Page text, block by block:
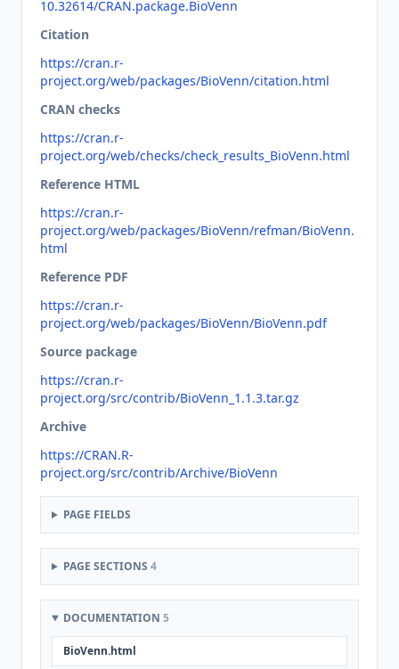
10.32614/CRAN.package.BioVenn
Citation
https://cran.r-
project.org/web/packages/BioVenn/citation.html
CRAN checks
https://cran.r-
project.org/web/checks/check_results_BioVenn.html
Reference HTML
https://cran.r-
project.org/web/packages/BioVenn/refman/BioVenn.
html
Reference PDF
https://cran.r-
project.org/web/packages/BioVenn/BioVenn.pdf
Source package
https://cran.r-
project.org/src/contrib/BioVenn_1.1.3.tar.gz
Archive
https://CRAN.R-
project.org/src/contrib/Archive/BioVenn
PAGE FIELDS
PAGE SECTIONS 4
DOCUMENTATION 5
BioVenn.html